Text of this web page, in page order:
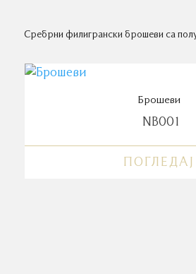
Сребрни филигрански брошеви са
Брошеви
NB001
ПОГЛЕДАЈ